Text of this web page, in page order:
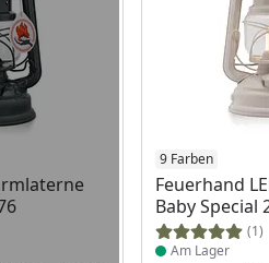
9 Farben
Feuerhand
Baby Special
(1)
Produkt am
Am Lager